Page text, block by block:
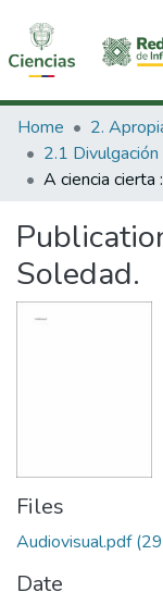
Communities &
All of DSpace
Home
A ciencia cierta
Soledad.
Files
Audiovisual.pdf
Date